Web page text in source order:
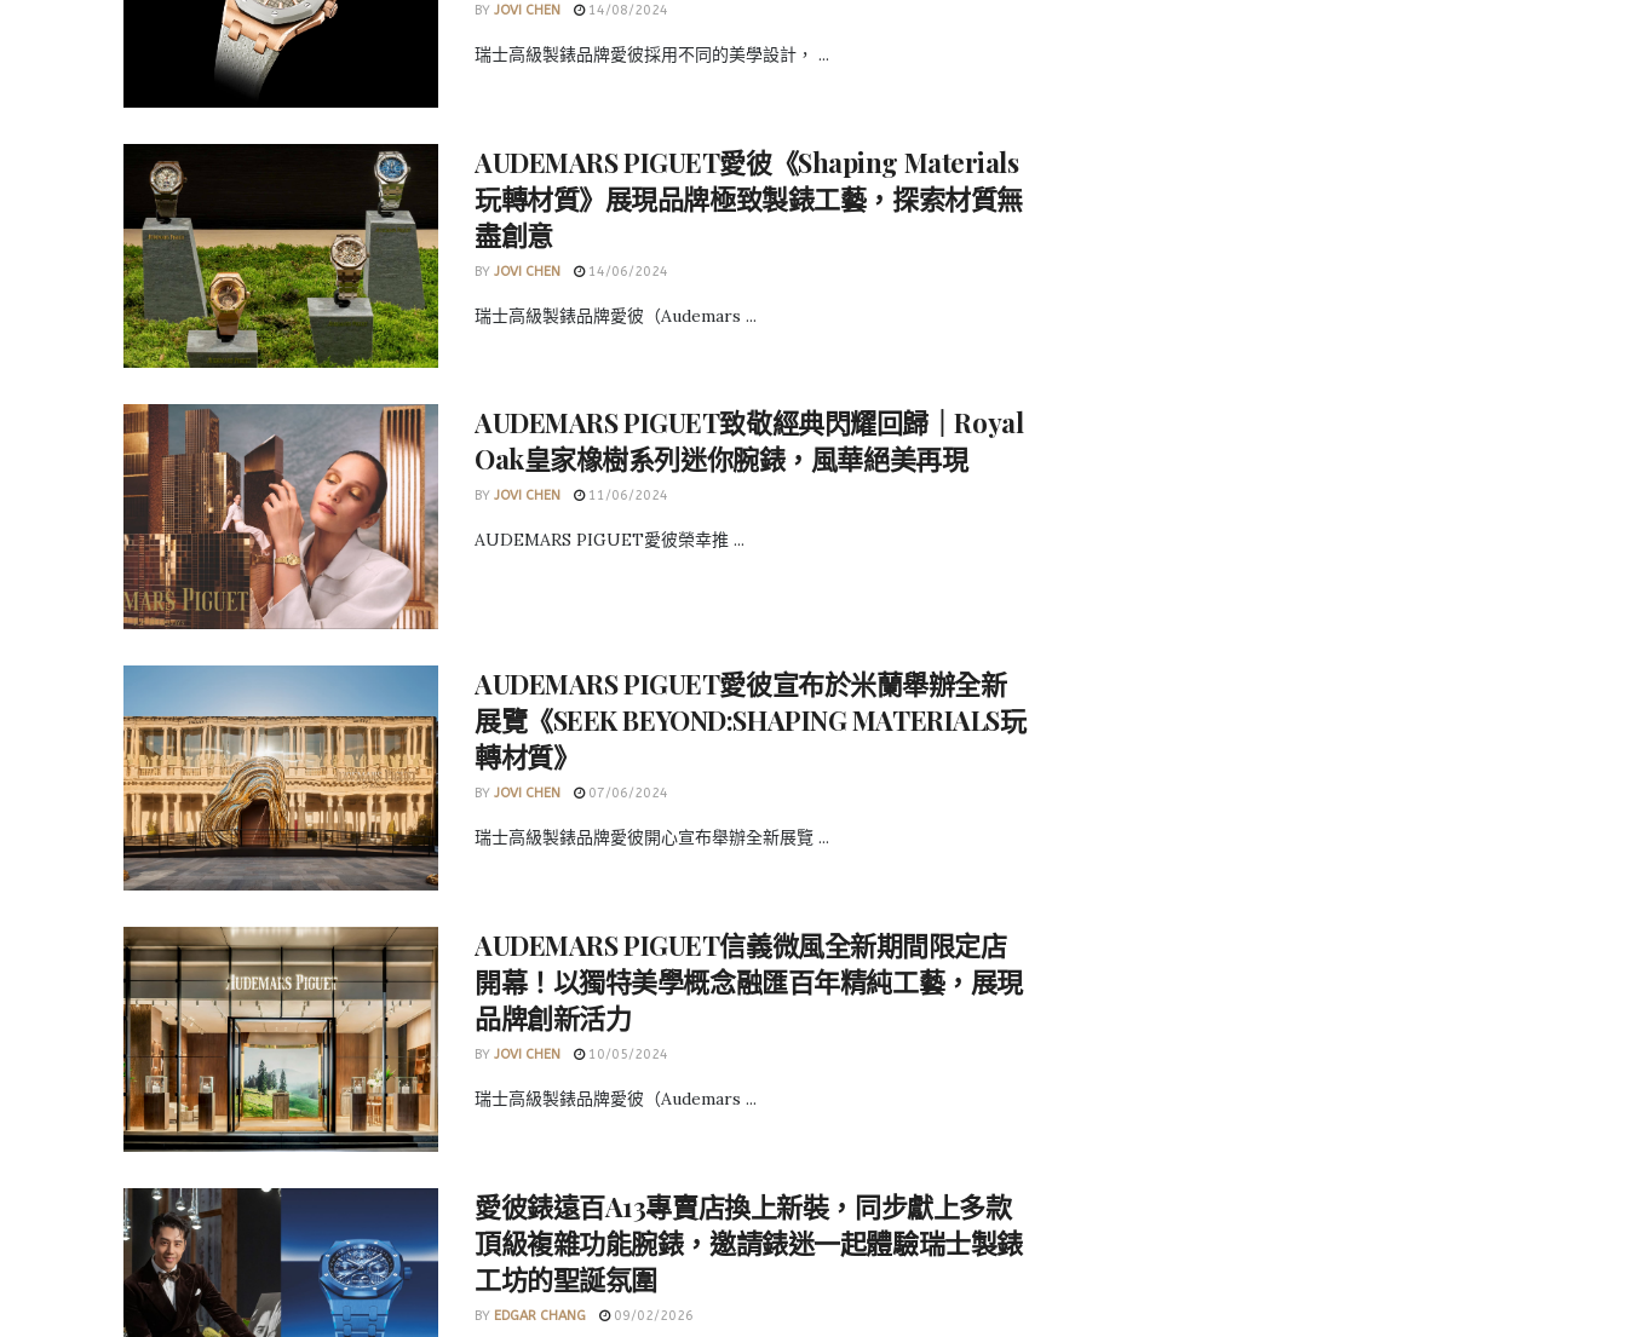
BY JOVI CHEN 14/08/2024
瑞士高級製錶品牌愛彼採用不同的美學設計， ...
AUDEMARS PIGUET愛彼《Shaping Materials
玩轉材質》展現品牌極致製錶工藝，探索材質無
盡創意
BY JOVI CHEN 14/06/2024
瑞士高級製錶品牌愛彼（Audemars ...
AUDEMARS PIGUET致敬經典閃耀回歸｜Royal
Oak皇家橡樹系列迷你腕錶，風華絕美再現
BY JOVI CHEN 11/06/2024
AUDEMARS PIGUET愛彼榮幸推 ...
AUDEMARS PIGUET愛彼宣布於米蘭舉辦全新
展覽《SEEK BEYOND:SHAPING MATERIALS玩
轉材質》
BY JOVI CHEN 07/06/2024
瑞士高級製錶品牌愛彼開心宣布舉辦全新展覽 ...
AUDEMARS PIGUET信義微風全新期間限定店
開幕！以獨特美學概念融匯百年精純工藝，展現
品牌創新活力
BY JOVI CHEN 10/05/2024
瑞士高級製錶品牌愛彼（Audemars ...
愛彼錶遠百A13專賣店換上新裝，同步獻上多款
頂級複雜功能腕錶，邀請錶迷一起體驗瑞士製錶
工坊的聖誕氛圍
BY EDGAR CHANG 09/02/2026